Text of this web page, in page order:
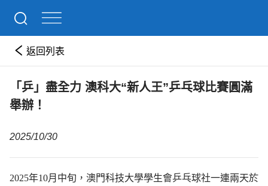
返回列表
「乒」盡全力 澳科大“新人王”乒乓球比賽圓滿
舉辦！
2025/10/30
2025年10月中旬，澳門科技大學學生會乒乓球社一連兩天於